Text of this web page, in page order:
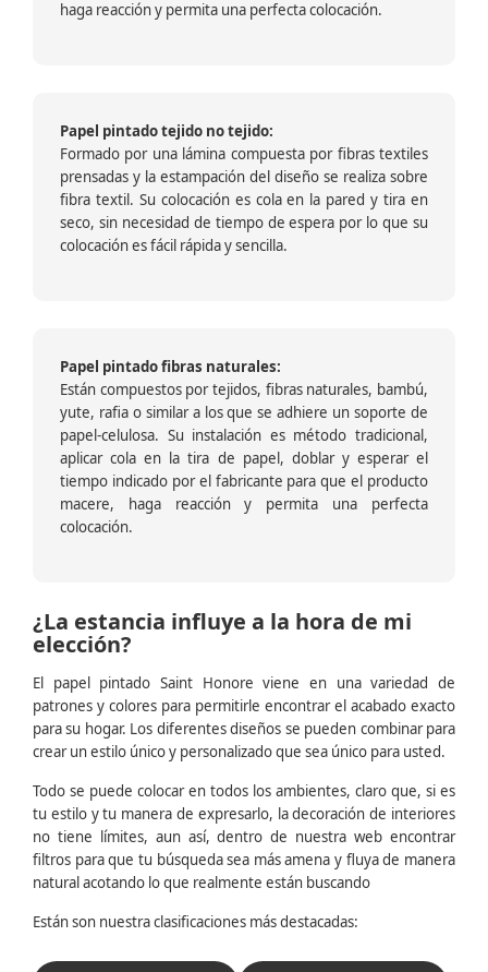
haga reacción y permita una perfecta colocación.
Papel pintado tejido no tejido:
Formado por una lámina compuesta por fibras textiles
prensadas y la estampación del diseño se realiza sobre
fibra textil. Su colocación es cola en la pared y tira en
seco, sin necesidad de tiempo de espera por lo que su
colocación es fácil rápida y sencilla.
Papel pintado fibras naturales:
Están compuestos por tejidos, fibras naturales, bambú,
yute, rafia o similar a los que se adhiere un soporte de
papel-celulosa. Su instalación es método tradicional,
aplicar cola en la tira de papel, doblar y esperar el
tiempo indicado por el fabricante para que el producto
macere, haga reacción y permita una perfecta
colocación.
¿La estancia influye a la hora de mi
elección?
El papel pintado Saint Honore viene en una variedad de
patrones y colores para permitirle encontrar el acabado exacto
para su hogar. Los diferentes diseños se pueden combinar para
crear un estilo único y personalizado que sea único para usted.
Todo se puede colocar en todos los ambientes, claro que, si es
tu estilo y tu manera de expresarlo, la decoración de interiores
no tiene límites, aun así, dentro de nuestra web encontrar
filtros para que tu búsqueda sea más amena y fluya de manera
natural acotando lo que realmente están buscando
Están son nuestra clasificaciones más destacadas: